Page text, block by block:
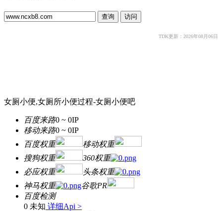
TDK更新：2026年08月06日
女厕小便,女厕所小便过程-女厕小便吧
百度来路0 ~ 0IP
移动来路0 ~ 0IP
百度权重
移动权重
搜狗权重
360权重
必应权重
头条权重
神马权重
谷歌PR
百度检测
0 未知 详细Api >